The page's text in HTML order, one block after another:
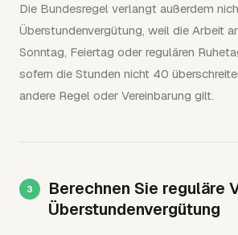
Die Bundesregel verlangt außerdem
Überstundenvergütung, weil die Arbeit
Sonntag, Feiertag oder regulären
sofern die Stunden nicht 40
andere Regel oder Vereinbarung gilt.
Berechnen Sie reguläre
Überstundenvergütung